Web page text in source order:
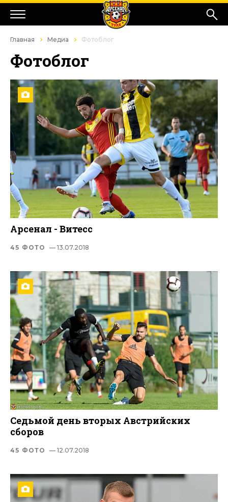
Главная Медиа Фотоблог
Фотоблог
Арсенал - Витесс
45 ФОТО — 13.07.2018
Седьмой день вторых Австрийских
сборов
45 ФОТО — 12.07.2018